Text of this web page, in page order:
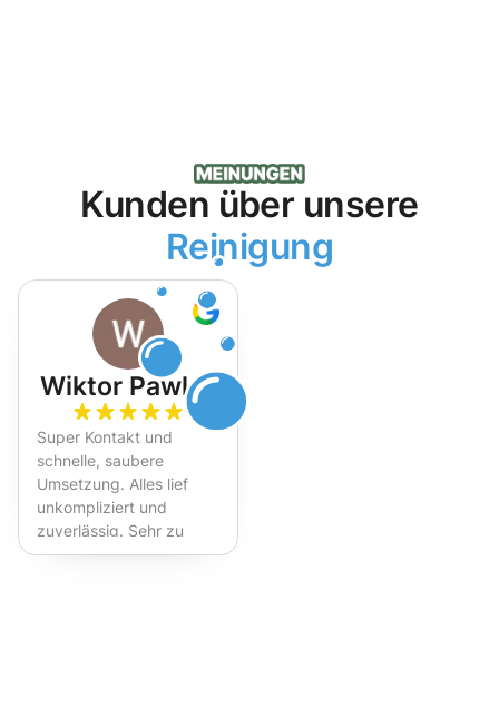
Kunden über unsere
Reinigung
Wiktor Pawlak
Super Kontakt und
schnelle, saubere
Umsetzung. Alles lief
unkompliziert und
zuverlässig. Sehr zu
empfehlen!